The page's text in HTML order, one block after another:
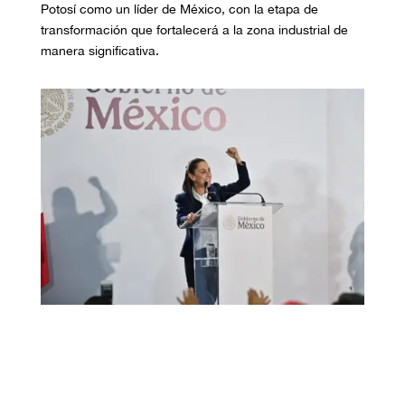
Potosí como un líder de México, con la etapa de
transformación que fortalecerá a la zona industrial de
manera significativa.